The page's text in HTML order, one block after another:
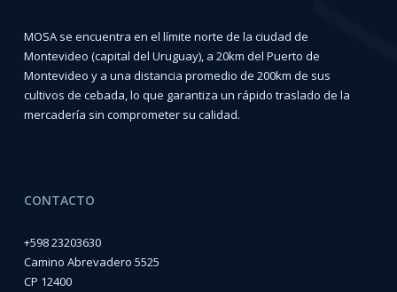
MOSA se encuentra en el límite norte de la ciudad de
Montevideo (capital del Uruguay), a 20km del Puerto de
Montevideo y a una distancia promedio de 200km de sus
cultivos de cebada, lo que garantiza un rápido traslado de la
mercadería sin comprometer su calidad.
CONTACTO
+598 23203630
Camino Abrevadero 5525
CP 12400